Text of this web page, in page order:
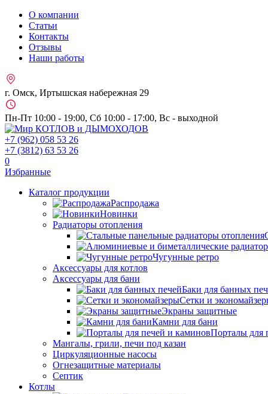
О компании
Статьи
Контакты
Отзывы
Наши работы
г. Омск, Иртышская набережная 29
Пн-Пт 10:00 - 19:00, Сб 10:00 - 17:00, Вс - выходной
+7 (962) 058 53 26
+7 (3812) 63 53 26
0
Избранные
Каталог продукции
Распродажа
Новинки
Радиаторы отопления
Чугунные ретро
Аксессуары для котлов
Аксессуары для бани
Баки для банных
Сетки и
Экраны защитные
Камни для бани
Порталы для
Мангалы, грили, печи под казан
Циркуляционные насосы
Огнезащитные материалы
Септик
Котлы